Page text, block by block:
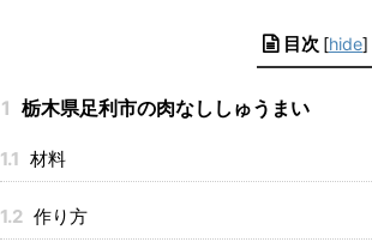
目次 [hide]
1 栃木県足利市の肉なししゅうまい
1.1 材料
1.2 作り方